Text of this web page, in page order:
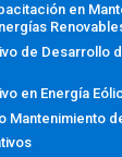
en
de Desarrollo
en Energía
Mantenimiento